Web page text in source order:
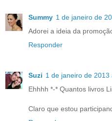
Summy 1 de janeiro de
Adorei a ideia da
Responder
Suzi 1 de janeiro de 2013
Ehhhh *-* Quantos livros
Claro que estou